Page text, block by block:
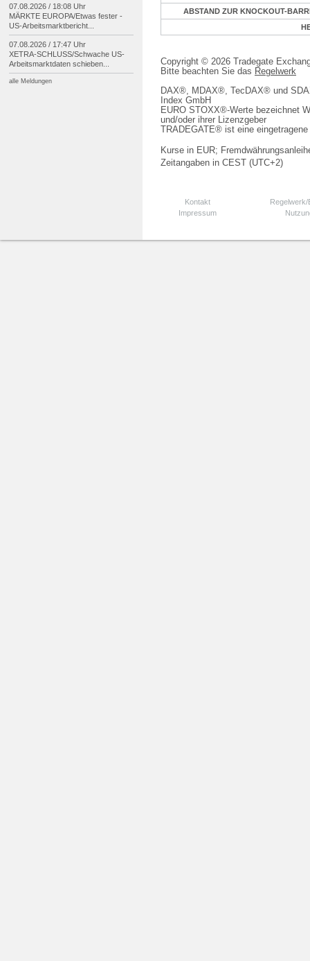
ABSTAND ZUR KNOCKOUT-
Copyright © 2026 Tradegate
Bitte beachten Sie das Regelwerk
DAX®, MDAX®, TecDAX® und
Index GmbH
EURO STOXX®-Werte bezeichnet
und/oder ihrer Lizenzgeber
TRADEGATE® ist eine
Kurse in EUR;
Zeitangaben in CEST (UTC+2)
Kontakt
Impressum
07.08.2026 / 18:08 Uhr
MÄRKTE EUROPA/Etwas fester -
US-Arbeitsmarktbericht...
07.08.2026 / 17:47 Uhr
XETRA-SCHLUSS/Schwache US-
Arbeitsmarktdaten schieben...
alle Meldungen